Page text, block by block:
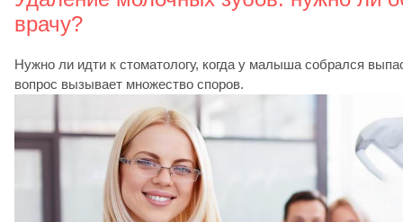
врачу?
Нужно ли идти к стоматологу, когда у малыша собрался
вопрос вызывает множество споров.